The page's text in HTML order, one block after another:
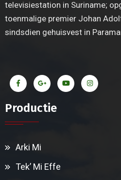
televisiestation in Suriname;
toenmalige premier Johan
sindsdien gehuisvest in
Productie
Arki Mi
Tek’ Mi Effe